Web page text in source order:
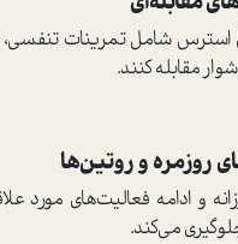
شامل تمرینات تنفسی،
مقابله کنند.
و ادامه فعالیت‌های مورد
می‌کند.